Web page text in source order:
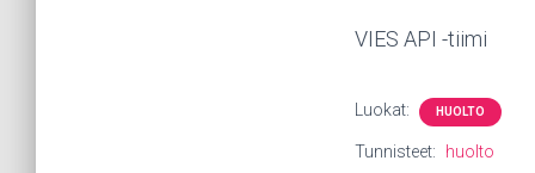
VIES API -tiimi
Luokat: HUOLTO
Tunnisteet: huolto